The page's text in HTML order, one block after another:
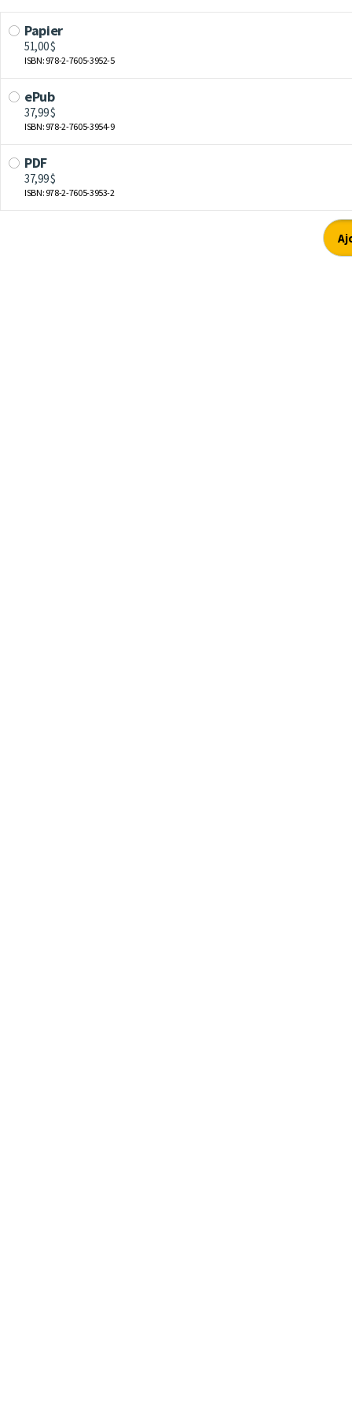
Papier
51,00 $
ISBN: 978-2-7605-3952-5
ePub
37,99 $
ISBN: 978-2-7605-3954-9
PDF
37,99 $
ISBN: 978-2-7605-3953-2